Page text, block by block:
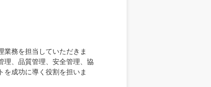
務を担当していただきま
理、品質管理、安全管理、協
を成功に導く役割を担いま